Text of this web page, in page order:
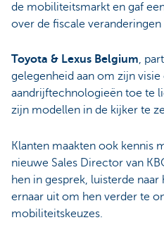
de mobiliteitsmarkt en gaf
over de fiscale veranderingen
Toyota & Lexus Belgium,
gelegenheid aan om zijn
aandrijftechnologieën toe te
zijn modellen in de kijker te
Klanten maakten ook kennis
nieuwe Sales Director van
hen in gesprek, luisterde
ernaar uit om hen verder te
mobiliteitskeuzes.